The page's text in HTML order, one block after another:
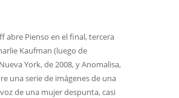
abre Pienso en el final, tercera
Kaufman (luego de
York, de 2008, y Anomalisa,
una serie de imágenes de una
de una mujer despunta, casi